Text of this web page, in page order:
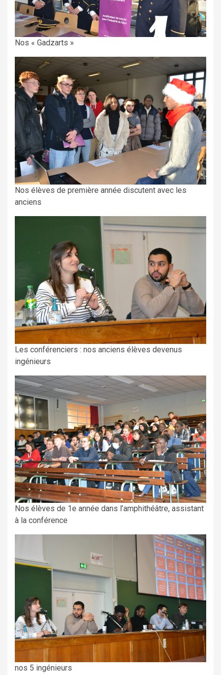
Nos « Gadzarts »
Nos élèves de première année discutent avec les
anciens
Les conférenciers : nos anciens élèves devenus
ingénieurs
Nos élèves de 1e année dans l’amphithéâtre, assistant
à la conférence
nos 5 ingénieurs